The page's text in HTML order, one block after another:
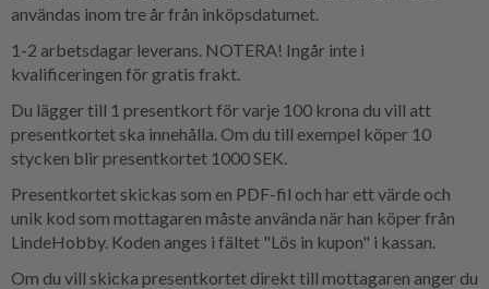
användas inom tre år från inköpsdatumet.
1-2 arbetsdagar leverans. NOTERA! Ingår inte i
kvalificeringen för gratis frakt.
Du lägger till 1 presentkort för varje 100 krona du vill att
presentkortet ska innehålla. Om du till exempel köper 10
stycken blir presentkortet 1000 SEK.
Presentkortet skickas som en PDF-fil och har ett värde och
unik kod som mottagaren måste använda när han köper från
LindeHobby. Koden anges i fältet "Lös in kupon" i kassan.
Om du vill skicka presentkortet direkt till mottagaren anger du